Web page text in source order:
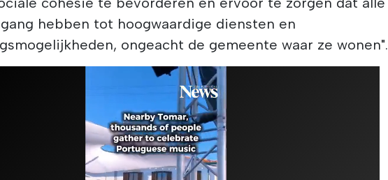
hebben tot hoogwaardige diensten en
ongeacht de gemeente waar ze wonen".